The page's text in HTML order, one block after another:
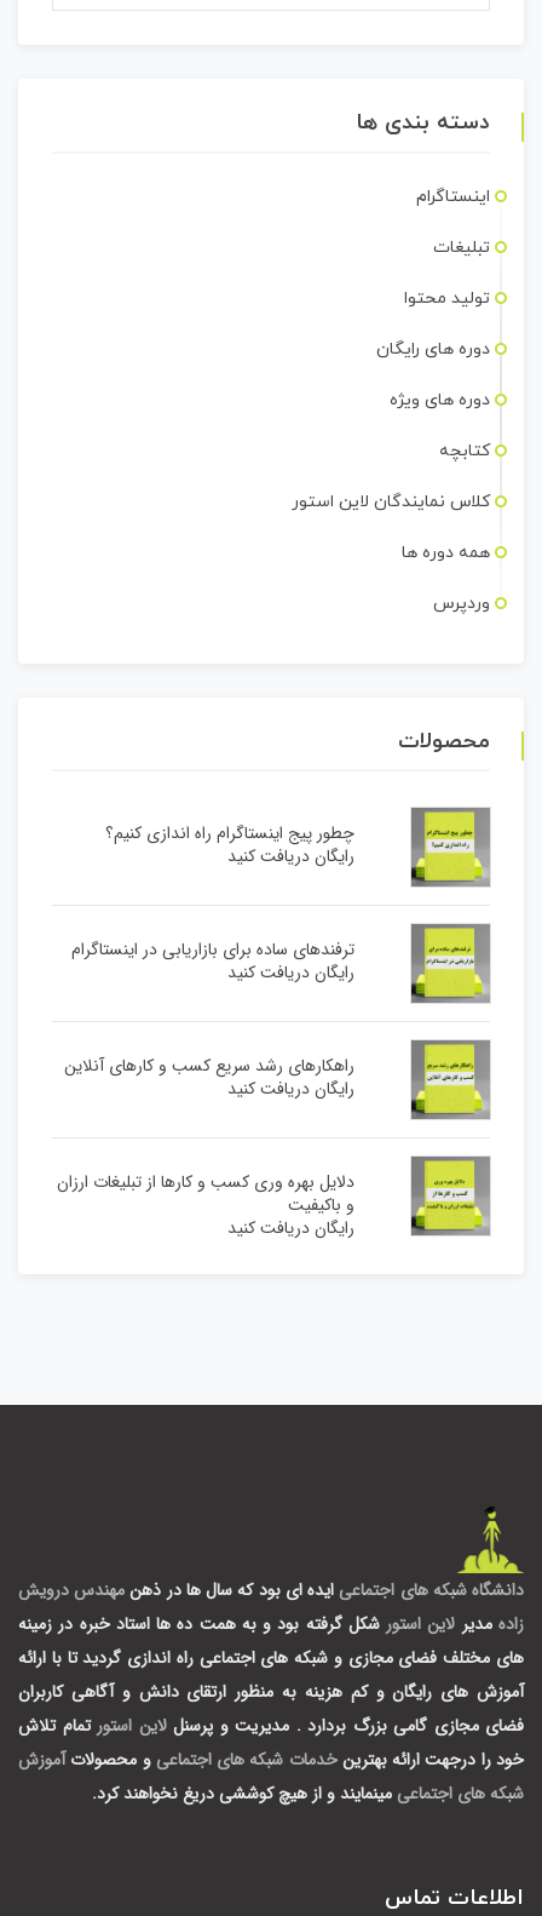
دسته بندی ها
اینستاگرام
تبلیغات
تولید محتوا
دوره های رایگان
دوره های ویژه
کتابچه
کلاس نمایندگان لاین استور
همه دوره ها
وردپرس
محصولات
چطور پیج اینستاگرام راه اندازی کنیم؟
رایگان دریافت کنید
ترفندهای ساده برای بازاریابی در اینستاگرام
رایگان دریافت کنید
راهکارهای رشد سریع کسب و کارهای آنلاین
رایگان دریافت کنید
دلایل بهره وری کسب و کارها از تبلیغات ارزان
و باکیفیت
رایگان دریافت کنید
دانشگاه شبکه های اجتماعی ایده ای بود که سال ها در ذهنمهندس درویش
زاده مدیر لاین استور شکل گرفته بود و به همت ده ها استاد خبره در زمینه
های مختلف فضای مجازی و شبکه های اجتماعی راه اندازی گردید تا با ارائه
آموزش های رایگان و کم هزینه به منظور ارتقای دانش و آگاهی کاربران
فضای مجازی گامی بزرگ بردارد . مدیریت و پرسنللاین استور تمام تلاش
خود را درجهت ارائه بهترینخدمات شبکه های اجتماعی و محصولات آموزش
شبکه های اجتماعی مینمایند و از هیچ کوششی دریغ نخواهند کرد.
اطلاعات تماس